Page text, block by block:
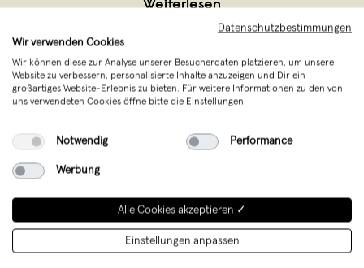
Weiterlesen
Datenschutzbestimmungen
Wir verwenden Cookies
Wir können diese zur Analyse unserer Besucherdaten platzieren, um unsere
Website zu verbessern, personalisierte Inhalte anzuzeigen und Dir ein
großartiges Website-Erlebnis zu bieten. Für weitere Informationen zu den von
uns verwendeten Cookies öffne bitte die Einstellungen.
Notwendig Performance
Werbung
Alle Cookies akzeptieren ✓
Einstellungen anpassen